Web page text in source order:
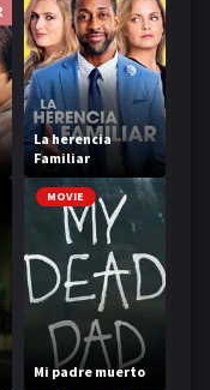
La herencia
Familiar
MOVIE
Mi padre muerto